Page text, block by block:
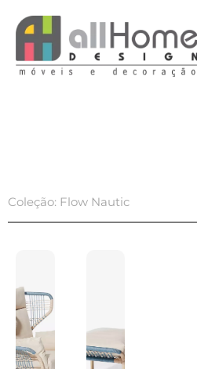
para
conteúdo
Coleção: Flow Nautic